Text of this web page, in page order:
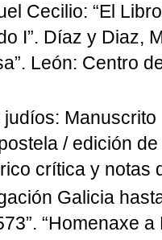
Cecilio: “El
I”. Díaz y Diaz,
León: Centro
/ edición
crítica y notas
Galicia
“Homenaxe